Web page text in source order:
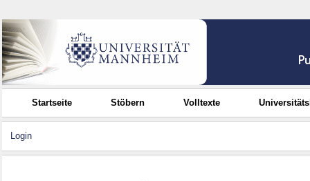
Startseite Stöbern Volltexte
Login